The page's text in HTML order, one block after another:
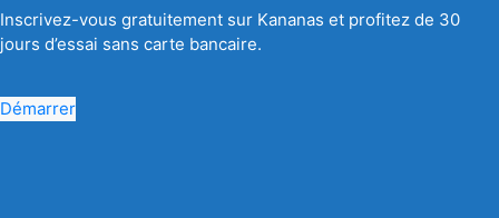
Inscrivez-vous gratuitement sur Kananas et profitez de 30
jours d’essai sans carte bancaire.
Démarrer